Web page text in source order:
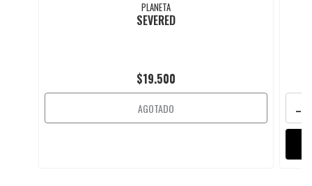
PLANETA
SEVERED
$19.500
AGOTADO -